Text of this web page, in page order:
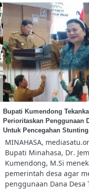
Bupati Kumendong
Perioritaskan Penggunaan
Untuk Pencegahan
MINAHASA,
Bupati Minahasa, Dr.
Kumendong, M.Si
pemerintah desa agar
penggunaan Dana Desa